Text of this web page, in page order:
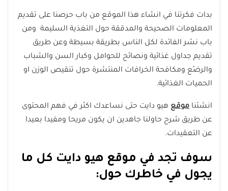
بدات فكرتنا في انشاء هذا الموقع من باب حرصنا على تقديم
المعلومات الصحيحة والمدققة حول التغذية السليمة ومن
باب نشر الفائدة لكل الناس بطريقة بسيطة وعن طريق
تقديم جداول غذائية ونصائح للحوامل وكبار السن والشباب
والرضّع ومكافحة الخرافات المنتشرة حول تنقيص الوزن او
الحميات الغذائية.
انشئنا موقع هيو دايت حتى نساعدك اكثر في فهم المحتوى
عن طريق شرح حاولنا جاهدين ان يكون مريحا ومفيدا بعيدا
عن التعقيدات.
سوف تجد في موقع هيو دايت كل ما
يجول في خاطرك حول: